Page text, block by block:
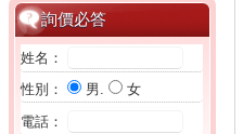
詢價必答
姓名：
性別：
男.
女
電話：